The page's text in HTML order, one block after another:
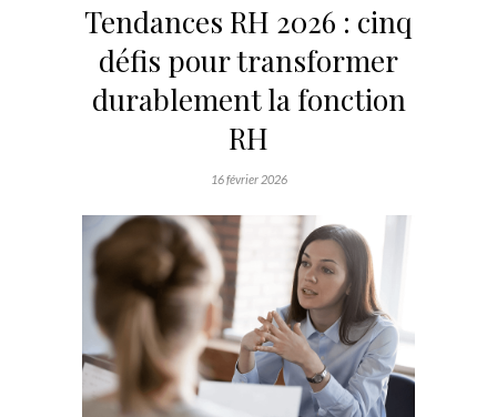
Tendances RH 2026 : cinq
défis pour transformer
durablement la fonction
RH
16 février 2026